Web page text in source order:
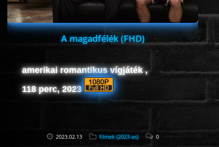
A magadfélék (FHD)
amerikai romantikus vígjáték ,
118 perc, 2023
2023.02.13 filmek (2023-as) 0